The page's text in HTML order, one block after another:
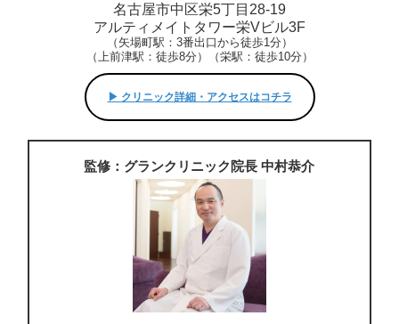
名古屋市中区栄5丁目28-19
アルティメイトタワー栄Vビル3F
（矢場町駅：3番出口から徒歩1分）
（上前津駅：徒歩8分）（栄駅：徒歩10分）
▶︎ クリニック詳細・アクセスはコチラ
監修：グランクリニック院長 中村恭介